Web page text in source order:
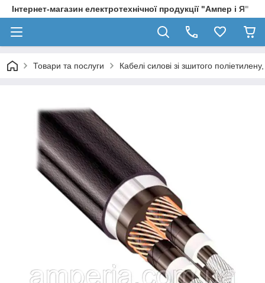
Інтернет-магазин електротехнічної продукції "Ампер і Я"
Товари та послуги Кабелі силові зі зшитого